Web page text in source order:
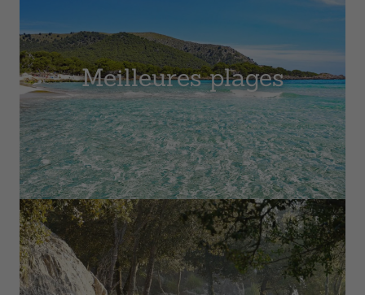
Meilleures plages